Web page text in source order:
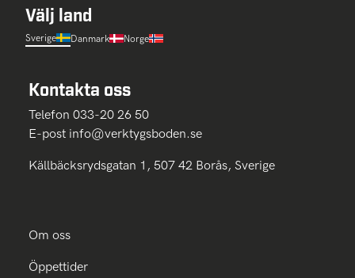
Välj land
Sverige Danmark Norge
Kontakta oss
Telefon 033-20 26 50
E-post info@verktygsboden.se
Källbäcksrydsgatan 1, 507 42 Borås, Sverige
Om oss
Öppettider